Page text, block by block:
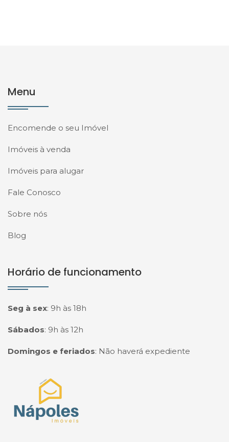
Menu
Encomende o seu Imóvel
Imóveis à venda
Imóveis para alugar
Fale Conosco
Sobre nós
Blog
Horário de funcionamento
Seg à sex: 9h às 18h
Sábados: 9h às 12h
Domingos e feriados: Não haverá expediente
Página inicial